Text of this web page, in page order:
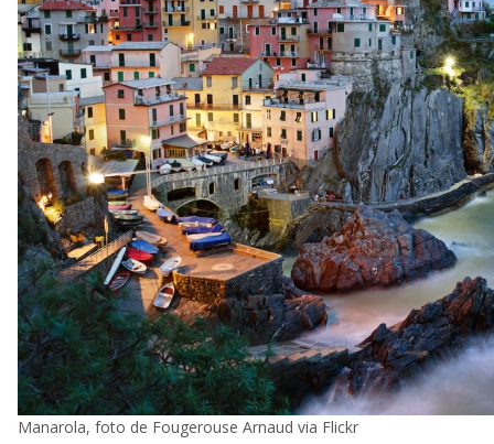
Manarola, foto de Fougerouse Arnaud via Flickr